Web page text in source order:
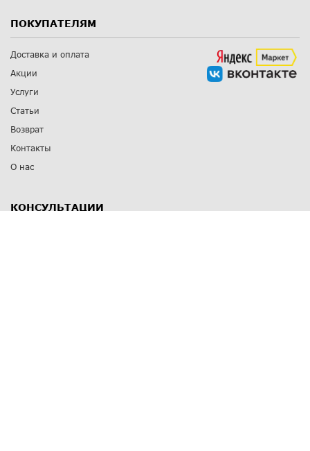
ПОКУПАТЕЛЯМ
Доставка и оплата
Акции
Услуги
Статьи
Возврат
Контакты
О нас
КОНСУЛЬТАЦИИ